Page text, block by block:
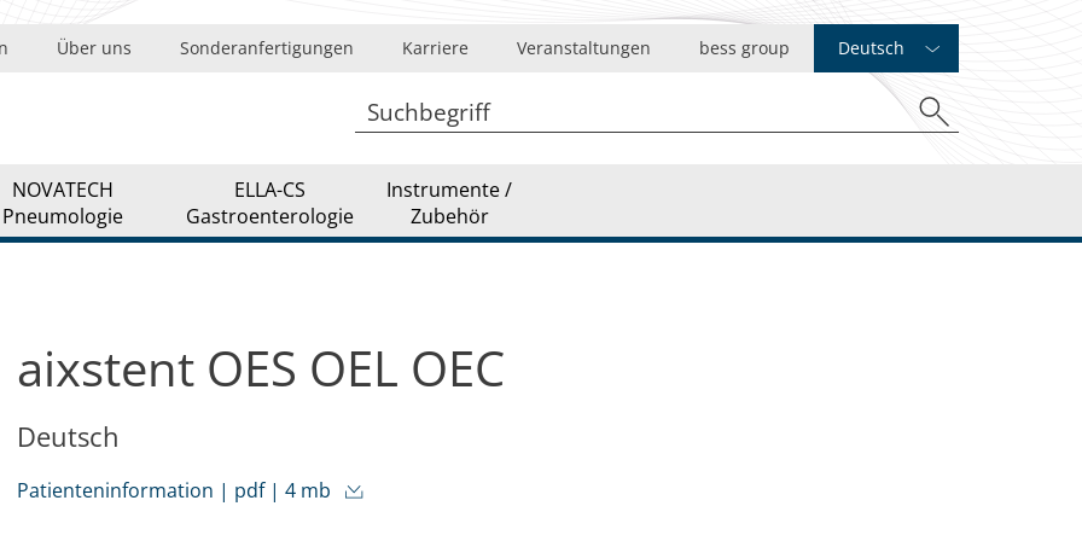
NOVATECH
Pneumologie
ELLA-CS
Gastroenterologie
Instrumente /
Zubehör
Über uns Sonderanfertigungen Karriere Veranstaltungen bess group Deutsch
aixstent OES OEL OEC
Deutsch
Patienteninformation | pdf | 4 mb